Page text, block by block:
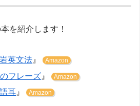
を紹介します！
英文法』 Amazon
フレーズ 』 Amazon
耳 』 Amazon